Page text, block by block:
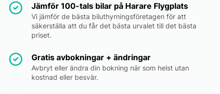
Jämför 100-tals bilar på Harare Flygplats
Vi jämför de bästa biluthyrningsföretagen för att
säkerställa att du får det bästa urvalet till det bästa
priset.
Gratis avbokningar + ändringar
Avbryt eller ändra din bokning när som helst utan
kostnad eller besvär.